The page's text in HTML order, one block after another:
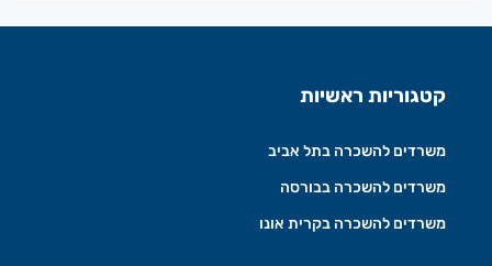
קטגוריות ראשיות
משרדים להשכרה בתל אביב
משרדים להשכרה בבורסה
משרדים להשכרה בקרית אונו